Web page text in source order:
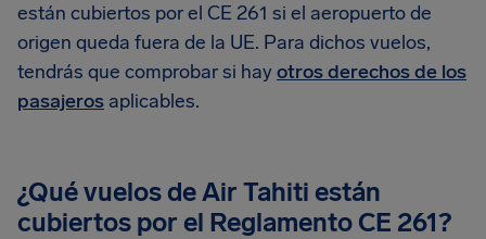
están cubiertos por el CE 261 si el aeropuerto de
origen queda fuera de la UE. Para dichos vuelos,
tendrás que comprobar si hayotros derechos de los
pasajeros aplicables.
¿Qué vuelos de Air Tahiti están
cubiertos por el Reglamento CE 261?